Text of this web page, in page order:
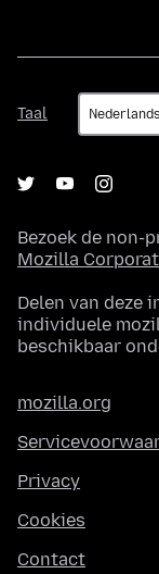
Taal
Taal
Bezoek de non-
Mozilla
Delen van deze
individuele
beschikbaar
mozilla.org
Privacy
Cookies
Contact